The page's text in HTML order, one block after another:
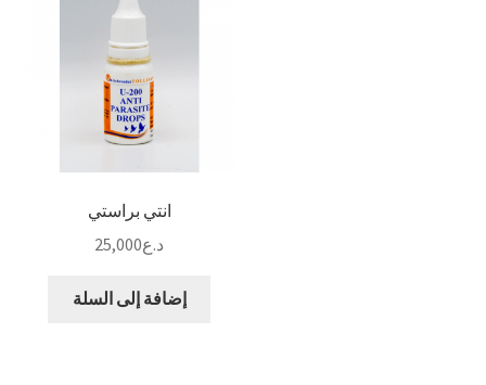
انتي براستي
د.ع25,000
إضافة إلى السلة